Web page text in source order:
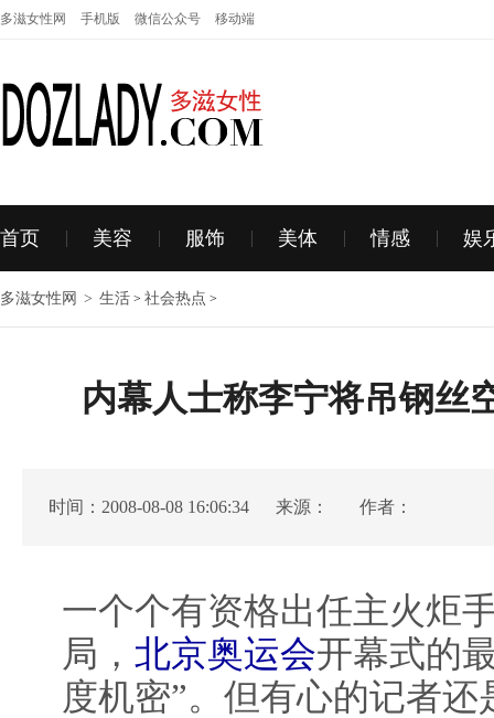
多滋女性网 手机版 微信公众号 移动端
首页 美容 服饰 美体 情感 娱
多滋女性网 > 生活 > 社会热点 >
内幕人士称李宁将吊钢丝
时间：2008-08-08 16:06:34 来源： 作者：
一个个有资格出任主火炬
局， 北京奥运会开幕式的
度机密”。但有心的记者还